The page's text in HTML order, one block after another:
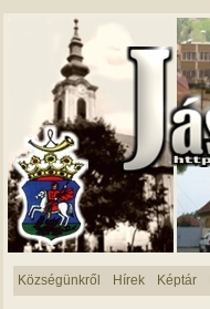
Községünkről Hírek Képtár